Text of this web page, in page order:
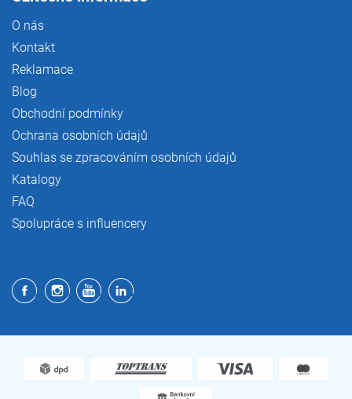
O nás
Kontakt
Reklamace
Blog
Obchodní podmínky
Ochrana osobních údajů
Souhlas se zpracováním osobních údajů
Katalogy
FAQ
Spolupráce s influencery